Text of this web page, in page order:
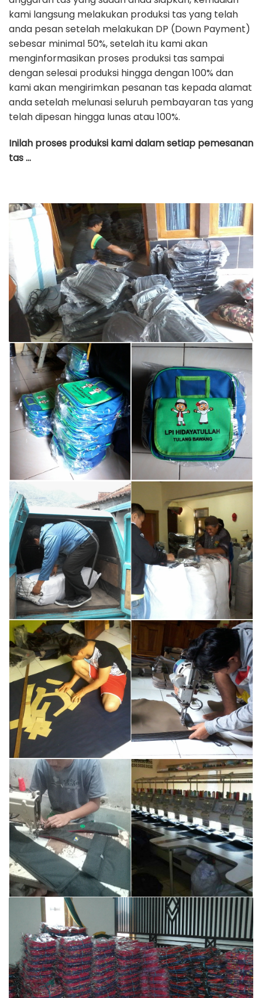
kami langsung melakukan produksi tas yang telah
anda pesan setelah melakukan DP (Down Payment)
sebesar minimal 50%, setelah itu kami akan
menginformasikan proses produksi tas sampai
dengan selesai produksi hingga dengan 100% dan
kami akan mengirimkan pesanan tas kepada alamat
anda setelah melunasi seluruh pembayaran tas yang
telah dipesan hingga lunas atau 100%.
Inilah proses produksi kami dalam setiap pemesanan
tas …